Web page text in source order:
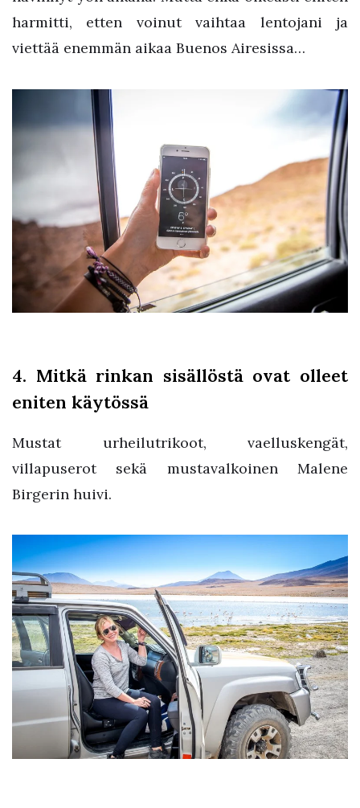
harmitti, etten voinut vaihtaa lentojani ja
viettää enemmän aikaa Buenos Airesissa…
4. Mitkä rinkan sisällöstä ovat olleet
eniten käytössä
Mustat urheilutrikoot, vaelluskengät,
villapuserot sekä mustavalkoinen Malene
Birgerin huivi.